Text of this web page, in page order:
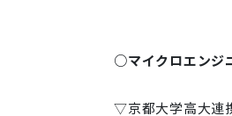
○マイクロエン
▽京都大学高大連